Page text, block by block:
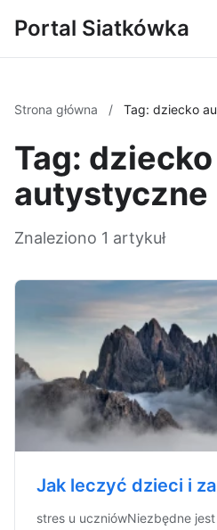
Portal Siatkówka
Strona główna / Tag: dziecko
Tag: dziecko
autystyczne
Znaleziono 1 artykuł
Jak leczyć dzieci i
stres u uczniówNiezbędne